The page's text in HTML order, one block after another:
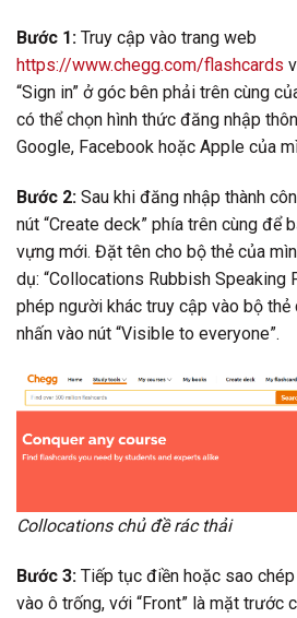
Bước 1: Truy cập vào trang web
https://www.chegg.com/flashcards
“Sign in” ở góc bên phải trên cùng
có thể chọn hình thức đăng nhập
Google, Facebook hoặc Apple của
Bước 2: Sau khi đăng nhập thành
nút “Create deck” phía trên cùng để
vựng mới. Đặt tên cho bộ thẻ của
dụ: “Collocations Rubbish Speaking
phép người khác truy cập vào bộ thẻ
nhấn vào nút “Visible to everyone”.
Collocations chủ đề rác thải
Bước 3: Tiếp tục điền hoặc sao chép
vào ô trống, với “Front” là mặt trước